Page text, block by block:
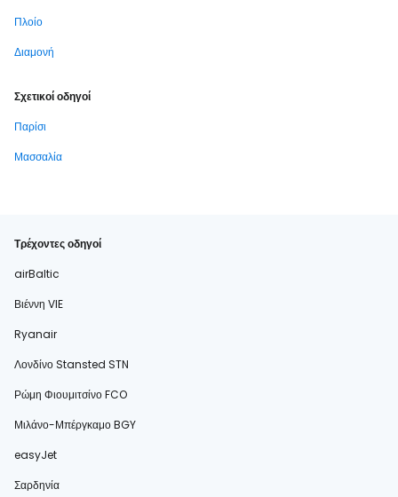
Πλοίο
Διαμονή
Σχετικοί οδηγοί
Παρίσι
Μασσαλία
Τρέχοντες οδηγοί
airBaltic
Βιέννη VIE
Ryanair
Λονδίνο Stansted STN
Ρώμη Φιουμιτσίνο FCO
Μιλάνο-Μπέργκαμο BGY
easyJet
Σαρδηνία